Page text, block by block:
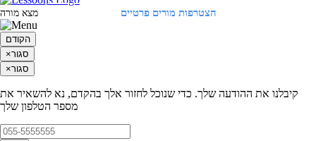
הצטרפות מורים פרטיים מצא מורה
הקודם
×סגור
×סגור
קיבלנו את ההודעה שלך. כדי שנוכל לחזור אלך בהקדם, נא להשאיר את
מספר הטלפון שלך